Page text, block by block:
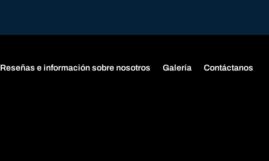
Reseñas e información sobre nosotros Galería Contáctanos